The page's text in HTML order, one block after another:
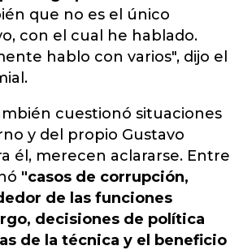
que no es el único
con el cual he hablado.
hablo con varios", dijo el
cuestionó situaciones
y del propio Gustavo
él, merecen aclararse. Entre
"casos de corrupción,
de las funciones
decisiones de política
de la técnica y el beneficio